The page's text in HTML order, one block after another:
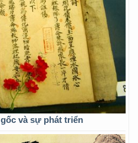
và sự phát triển